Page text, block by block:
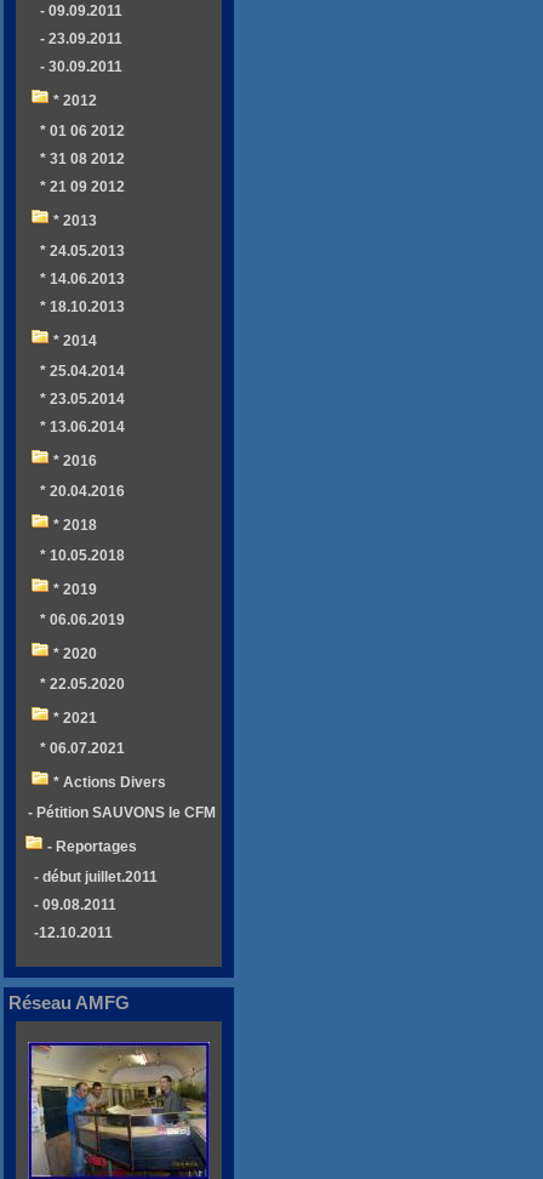
- 09.09.2011
- 23.09.2011
- 30.09.2011
* 2012
* 01 06 2012
* 31 08 2012
* 21 09 2012
* 2013
* 24.05.2013
* 14.06.2013
* 18.10.2013
* 2014
* 25.04.2014
* 23.05.2014
* 13.06.2014
* 2016
* 20.04.2016
* 2018
* 10.05.2018
* 2019
* 06.06.2019
* 2020
* 22.05.2020
* 2021
* 06.07.2021
* Actions Divers
- Pétition SAUVONS le CFM
- Reportages
- début juillet.2011
- 09.08.2011
-12.10.2011
Réseau AMFG